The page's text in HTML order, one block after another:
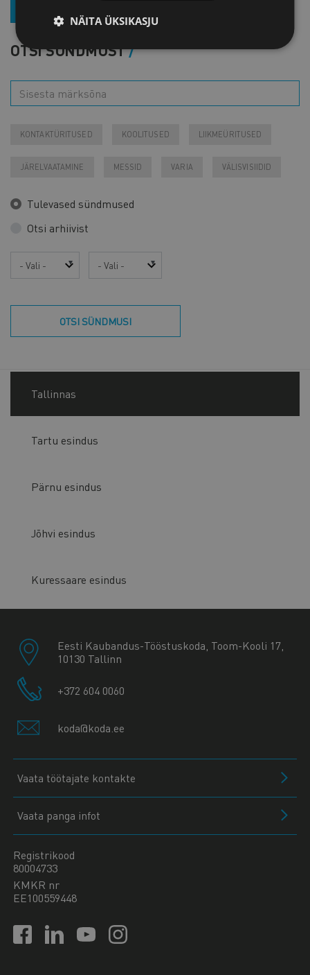
OTSI SÜNDMUST
KONTAKTÜRITUSED KOOLITUSED LIIKMEÜRITUSED
JÄRELVAATAMINE MESSID VARIA VÄLISVISIIDID
Tulevased sündmused
Otsi arhiivist
Aasta Kuu
OTSI SÜNDMUSI
Tallinnas
Tartu esindus
Pärnu esindus
Jõhvi esindus
Kuressaare esindus
Eesti Kaubandus-Tööstuskoda, Toom-Kooli 17,
10130 Tallinn
+372 604 0060
koda@koda.ee
Vaata töötajate kontakte
Vaata panga infot
Registrikood
80004733
KMKR nr
EE100559448
NÄITA ÜKSIKASJU